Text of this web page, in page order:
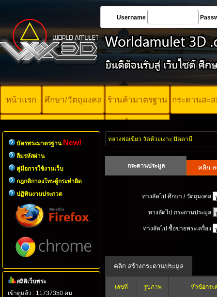
Username
หน้าแรก ศึกษา/วัตถุมงคล ร้านค้ามาตรฐาน กระดานสะ
บัตรพระ
มาตรฐาน
บัตรพระมาตรฐาน New!
ลืมรหัสผ่าน
คู่มือการใช้งานเว็บ
กฎกติกาลงโทษผู้กระทำผิด
ปฏิทินงานประกวด
สถิติเว็บพระ
เข้าดูแล้ว : 11737350 คน
หลวงพ่อเขียว วัดห้วยเงาะ ปัตตานี
กระดานประมูล
ทางลัดไป ศึกษา / วัตถุมงคล
ทางลัดไป กระดานประมูล
ทางลัดไป ซื้อขายพระเครื่อง
เลขที่ รูปภาพ หัวข้อกระ